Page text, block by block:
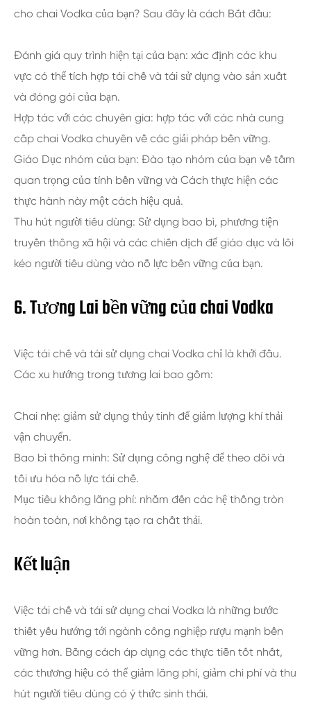
cho chai Vodka của bạn? Sau đây là cách Bắt đầu:
Đánh giá quy trình hiện tại của bạn: xác định các khu
vực có thể tích hợp tái chế và tái sử dụng vào sản xuất
và đóng gói của bạn.
Hợp tác với các chuyên gia: hợp tác với các nhà cung
cấp chai Vodka chuyên về các giải pháp bền vững.
Giáo Dục nhóm của bạn: Đào tạo nhóm của bạn về tầm
quan trọng của tính bền vững và Cách thực hiện các
thực hành này một cách hiệu quả.
Thu hút người tiêu dùng: Sử dụng bao bì, phương tiện
truyền thông xã hội và các chiến dịch để giáo dục và lôi
kéo người tiêu dùng vào nỗ lực bền vững của bạn.
6. Tương Lai bền vững của chai Vodka
Việc tái chế và tái sử dụng chai Vodka chỉ là khởi đầu.
Các xu hướng trong tương lai bao gồm:
Chai nhẹ: giảm sử dụng thủy tinh để giảm lượng khí thải
vận chuyển.
Bao bì thông minh: Sử dụng công nghệ để theo dõi và
tối ưu hóa nỗ lực tái chế.
Mục tiêu không lãng phí: nhắm đến các hệ thống tròn
hoàn toàn, nơi không tạo ra chất thải.
Kết luận
Việc tái chế và tái sử dụng chai Vodka là những bước
thiết yếu hướng tới ngành công nghiệp rượu mạnh bền
vững hơn. Bằng cách áp dụng các thực tiễn tốt nhất,
các thương hiệu có thể giảm lãng phí, giảm chi phí và thu
hút người tiêu dùng có ý thức sinh thái.